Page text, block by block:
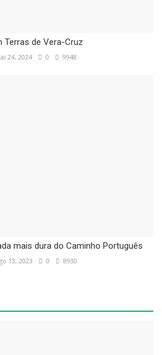
Terras de Vera-Cruz
24, 2024 0 9948
mais dura do Caminho Português
13, 2023 0 8930